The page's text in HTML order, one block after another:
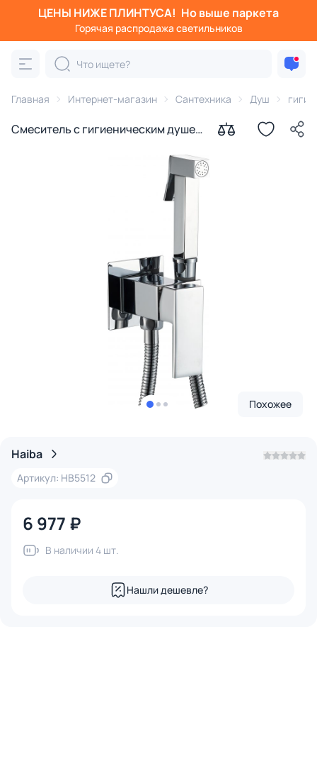
ЦЕНЫ НИЖЕ ПЛИНТУСА! Но выше паркета
Горячая распродажа светильников
Главная Интернет-магазин Сантехника Душ
Смеситель с гигиеническим душем
Похожее
Haiba
Артикул: HB5512
6 977 ₽
В наличии 4 шт.
Нашли дешевле?